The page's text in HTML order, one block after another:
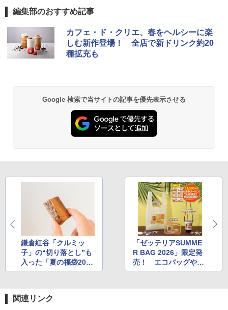
編集部のおすすめ記事
カフェ・ド・クリエ、春をヘルシーに楽
しむ新作登場！ 全店で新ドリンク約20
種拡充も
Google 検索で当サイトの記事を優先表示させる
鎌倉紅谷「クルミッ
子」の“切り落とし”も
入った「夏の福袋202
6」を発売
「ゼッテリアSUMME
R BAG 2026」限定発
売！ エコバッグや35
00円分のクーポンが付
関連リンク